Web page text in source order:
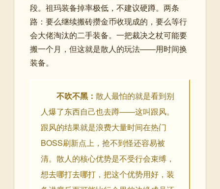
段。祖玛装备掉率极低，不建议硬蹲。两条
路：要么继续搬砖攒金币收现成的，要么等行
会大佬淘汰的二手装备。一把裁决之杖可能要
搬一个月，但这就是散人的玩法——用时间换
装备。
不吹不黑： 散人最怕的就是看到别
人爆了东西自己也去蹲——这叫跟风。
跟风的结果就是浪费大量时间在热门
BOSS刷新点上，抢不到怪还容易被
清。散人的核心优势是不受行会束缚，
想去哪打去哪打，把这个优势用好，装